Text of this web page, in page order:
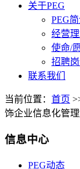
关于PEG
PEG
经营
使命/
招聘
联系我们
当前位置： 首页
饰企业信息化管
信息中心
PEG动态